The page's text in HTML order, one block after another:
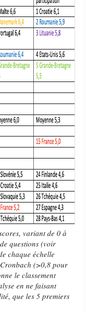
variant de 0 à
questions (voir
chaque échelle
(>0,8 pour
le classement
en ne faisant
que les 5 premiers